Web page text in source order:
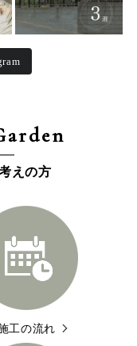
えの方
工の流れ